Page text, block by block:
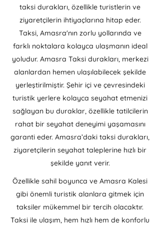
taksi durakları, özellikle turistlerin ve
ziyaretçilerin ihtiyaçlarına hitap eder.
Taksi, Amasra'nın zorlu yollarında ve
farklı noktalara kolayca ulaşmanın ideal
yoludur. Amasra Taksi durakları, merkezi
alanlardan hemen ulaşılabilecek şekilde
yerleştirilmiştir. Şehir içi ve çevresindeki
turistik yerlere kolayca seyahat etmenizi
sağlayan bu duraklar, özellikle tatilcilerin
rahat bir seyahat deneyimi yaşamasını
garanti eder. Amasra’daki taksi durakları,
ziyaretçilerin seyahat taleplerine hızlı bir
şekilde yanıt verir.
Özellikle sahil boyunca ve Amasra Kalesi
gibi önemli turistik alanlara gitmek için
taksiler mükemmel bir tercih olacaktır.
Taksi ile ulaşım, hem hızlı hem de konforlu